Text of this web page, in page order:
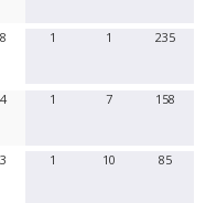
1 1 235
1 7 158
1 10 85